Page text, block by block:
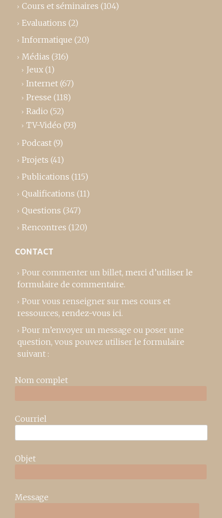
Cours et séminaires (104)
Evaluations (2)
Informatique (20)
Médias (316)
Jeux (1)
Internet (67)
Presse (118)
Radio (52)
TV-Vidéo (93)
Podcast (9)
Projets (41)
Publications (115)
Qualifications (11)
Questions (347)
Rencontres (120)
CONTACT
Pour commenter un billet, merci d’utiliser le
formulaire de commentaire.
Pour vous renseigner sur mes cours et
ressources, rendez-vous ici.
Pour m’envoyer un message ou poser une
question, vous pouvez utiliser le formulaire
suivant :
Nom complet
Courriel
Objet
Message